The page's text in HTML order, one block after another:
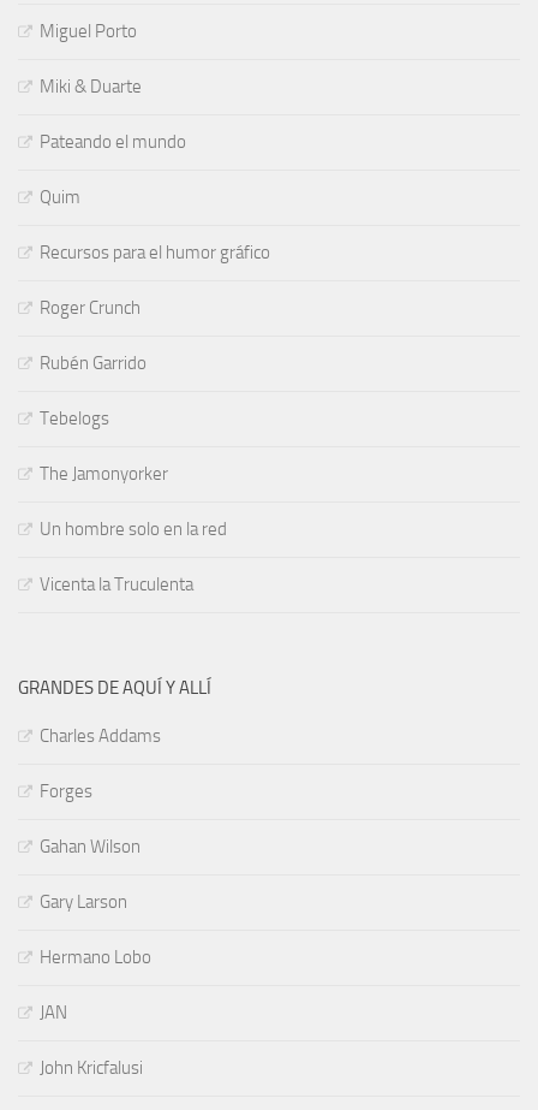
Miguel Porto
Miki & Duarte
Pateando el mundo
Quim
Recursos para el humor gráfico
Roger Crunch
Rubén Garrido
Tebelogs
The Jamonyorker
Un hombre solo en la red
Vicenta la Truculenta
GRANDES DE AQUÍ Y ALLÍ
Charles Addams
Forges
Gahan Wilson
Gary Larson
Hermano Lobo
JAN
John Kricfalusi